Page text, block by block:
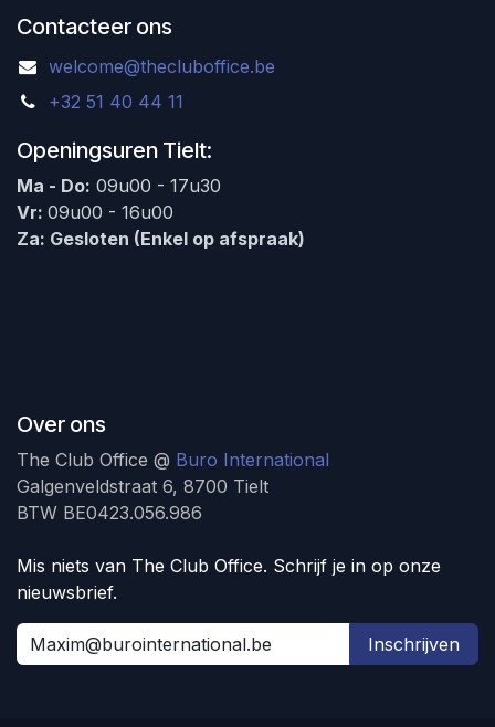
Contacteer ons
welcome@thecluboffice.be
+32 51 40 44 11
Openingsuren Tielt:
Ma - Do: 09u00 - 17u30
Vr: 09u00 - 16u00
Za: Gesloten (Enkel op afspraak)
Over ons
The Club Office @ Buro International
Galgenveldstraat 6, 8700 Tielt
BTW BE0423.056.986
Mis niets van The Club Office. Schrijf je in op onze
nieuwsbrief.
Inschrijven